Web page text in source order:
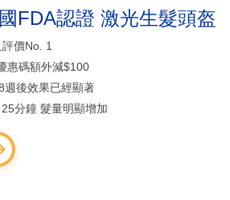
FDA認證 激光生髮頭盔
價No. 1
惠碼額外減$100
週後效果已經顯著
分鐘 髮量明顯增加